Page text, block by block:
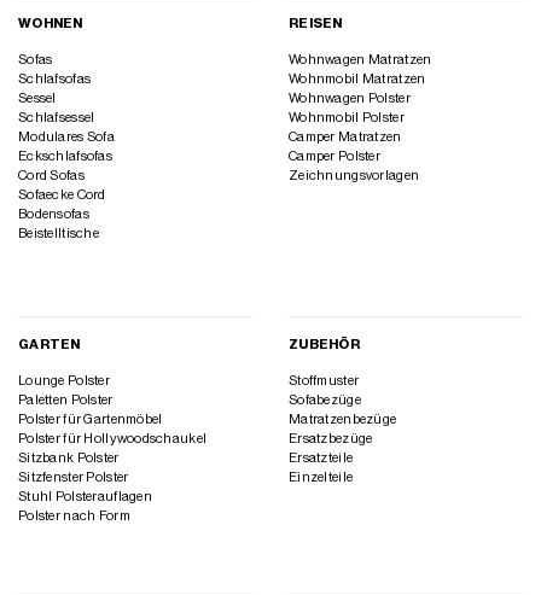
WOHNEN
Sofas
Schlafsofas
Sessel
Schlafsessel
Modulares Sofa
Eckschlafsofas
Cord Sofas
Sofaecke Cord
Bodensofas
Beistelltische
REISEN
Wohnwagen Matratzen
Wohnmobil Matratzen
Wohnwagen Polster
Wohnmobil Polster
Camper Matratzen
Camper Polster
Zeichnungsvorlagen
GARTEN
Lounge Polster
Paletten Polster
Polster für Gartenmöbel
Polster für Hollywoodschaukel
Sitzbank Polster
Sitzfenster Polster
Stuhl Polsterauflagen
Polster nach Form
ZUBEHÖR
Stoffmuster
Sofabezüge
Matratzenbezüge
Ersatzbezüge
Ersatzteile
Einzelteile